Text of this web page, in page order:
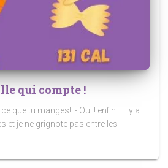
qui compte !
que tu manges!! - Oui!! enfin... il y a
et je ne grignote pas entre les